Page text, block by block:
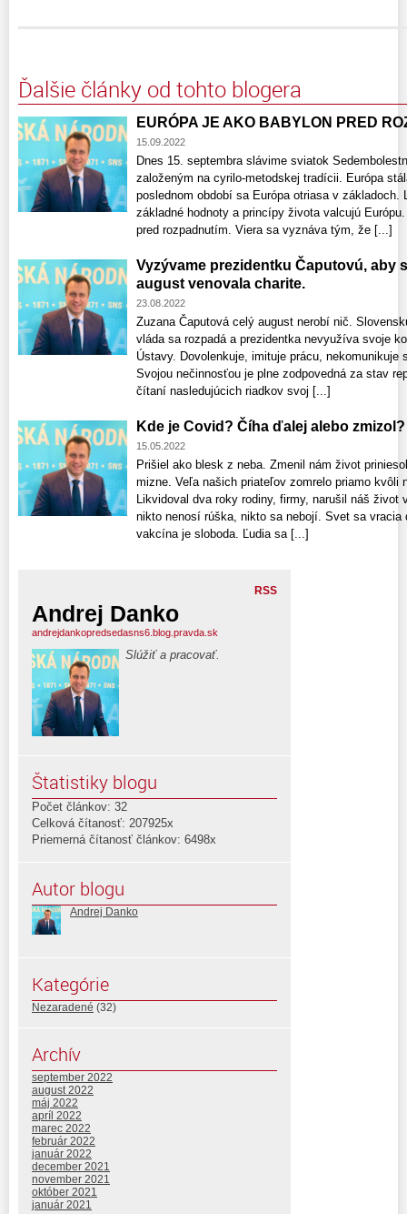
Ďalšie články od tohto blogera
EURÓPA JE AKO BABYLON PRED
15.09.2022
Dnes 15. septembra slávime sviatok
založeným na cyrilo-metodskej tradícii. Európa
poslednom období sa Európa otriasa v základoch.
základné hodnoty a princípy života valcujú
pred rozpadnutím. Viera sa vyznáva tým, že [...]
Vyzývame prezidentku Čaputovú, aby
august venovala charite.
23.08.2022
Zuzana Čaputová celý august nerobí nič.
vláda sa rozpadá a prezidentka nevyužíva svoje
Ústavy. Dovolenkuje, imituje prácu,
Svojou nečinnosťou je plne zodpovedná za stav
čítaní nasledujúcich riadkov svoj [...]
Kde je Covid? Číha ďalej alebo zmizol?
15.05.2022
Prišiel ako blesk z neba. Zmenil nám život
mizne. Veľa našich priateľov zomrelo priamo kvôli
Likvidoval dva roky rodiny, firmy, narušil náš život
nikto nenosí rúška, nikto sa nebojí. Svet sa
vakcína je sloboda. Ľudia sa [...]
RSS
Andrej Danko
andrejdankopredsedasns6.blog.pravda.sk
Slúžiť a pracovať.
Štatistiky blogu
Počet článkov: 32
Celková čítanosť: 207925x
Priemerná čítanosť článkov: 6498x
Autor blogu
Andrej Danko
Kategórie
Nezaradené (32)
Archív
september 2022
august 2022
máj 2022
apríl 2022
marec 2022
február 2022
január 2022
december 2021
november 2021
október 2021
január 2021